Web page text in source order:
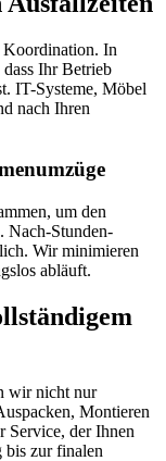
Koordination. In
Ihr Betrieb
IT-Systeme, Möbel
nach Ihren
um den
Nach-Stunden-
Wir minimieren
abläuft.
wir nicht nur
Montieren
Service, der Ihnen
bis zur finalen